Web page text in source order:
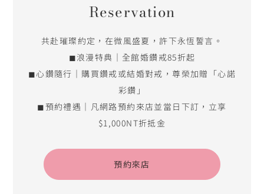
Reservation
共赴璀璨約定，在微風盛夏，許下永恆誓言。
◼浪漫特典｜全館婚鑽戒85折起
◼心鑽隨行｜購買鑽戒或結婚對戒，尊榮加贈「心諾
彩鑽」
◼預約禮遇｜凡網路預約來店並當日下訂，立享
$1,000NT折抵金
預約來店